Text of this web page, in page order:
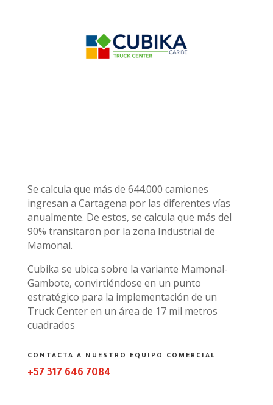
Se calcula que más de 644.000 camiones
ingresan a Cartagena por las diferentes vías
anualmente. De estos, se calcula que más del
90% transitaron por la zona Industrial de
Mamonal.
Cubika se ubica sobre la variante Mamonal-
Gambote, convirtiéndose en un punto
estratégico para la implementación de un
Truck Center en un área de 17 mil metros
cuadrados
CONTACTA A NUESTRO EQUIPO COMERCIAL
+57 317 646 7084